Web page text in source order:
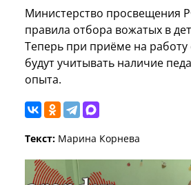
Министерство просвещения
правила отбора вожатых в
Теперь при приёме на работу
будут учитывать наличие
опыта.
Текст: Марина Корнева